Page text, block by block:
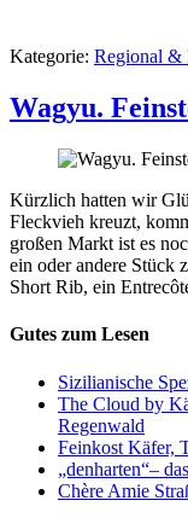
Kategorie: Regional &
Wagyu.
Kürzlich hatten wir
Fleckvieh kreuzt,
großen Markt ist es
ein oder andere Stück
Short Rib, ein
Gutes zum Lesen
Sizilianische
The Cloud by
Regenwald
Feinkost Käfer,
„denharten“–
Chère Amie